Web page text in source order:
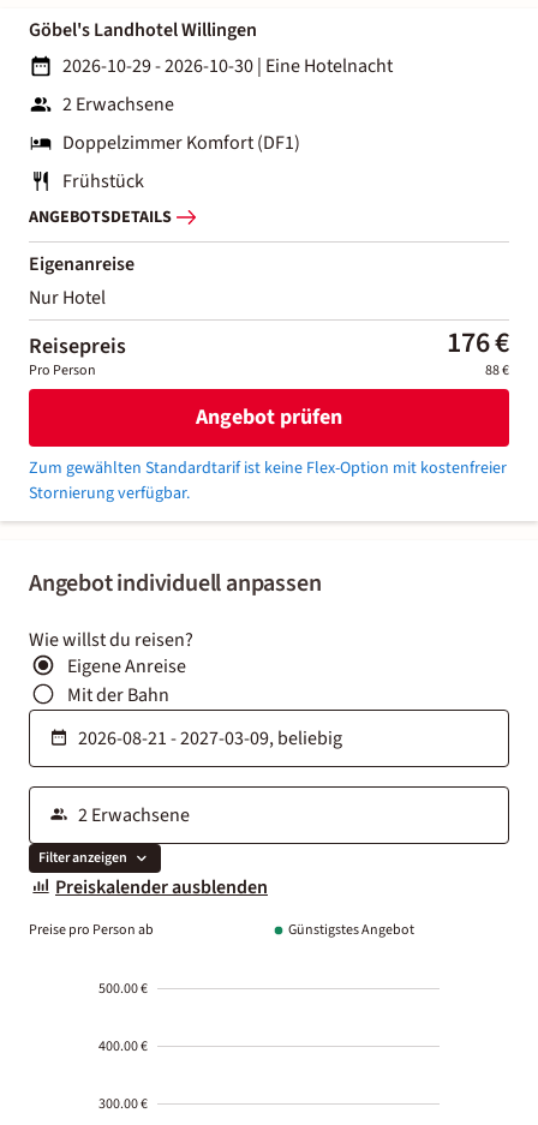
Angebot individuell anpassen
Wie willst du reisen?
Eigene Anreise
Mit der Bahn
Filter anzeigen
Preiskalender ausblenden
Preise pro Person ab Günstigstes Angebot
500.00 €
400.00 €
300.00 €
Göbel's Landhotel Willingen
2026-10-29 - 2026-10-30| Eine Hotelnacht
2 Erwachsene
Doppelzimmer Komfort (DF1)
Frühstück
ANGEBOTSDETAILS
Eigenanreise
Nur Hotel
Reisepreis 176 €
Pro Person 88 €
Angebot prüfen
Zum gewählten Standardtarif ist keine Flex-Option mit kostenfreier
Stornierung verfügbar.